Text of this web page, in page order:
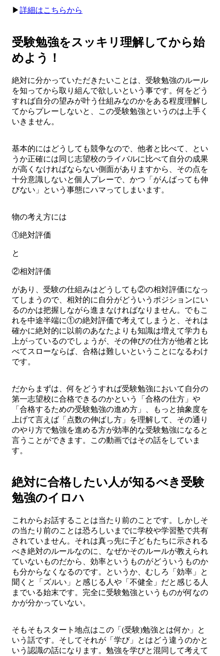
▶︎詳細はこちらから
受験勉強をスッキリ理解してから始
めよう！
絶対に分かっていただきたいことは、受験勉強のルール
を知ってから取り組んで欲しいという事です。何をどう
すれば自分の望みが叶う仕組みなのかをある程度理解し
てからプレーしないと、この受験勉強というのは上手く
いきません。
基本的にはどうしても競争なので、他者と比べて、とい
うか正確には同じ志望校のライバルに比べて自分の成果
が高くなければならない側面がありますから、その点を
十分意識しないと個人プレーで、かつ「がんばっても伸
びない」という事態にハマってしまいます。
物の考え方には
①絶対評価
と
②相対評価
があり、受験の仕組みはどうしても②の相対評価になっ
てしまうので、相対的に自分がどういうポジションにい
るのかは把握しながら進まなければなりません。でもこ
れを中途半端に①の絶対評価で考えてしまうと、それは
確かに絶対的に以前のあなたよりも知識は増えて学力も
上がっているのでしょうが、その伸びの仕方が他者と比
べてスローならば、合格は難しいということになるわけ
です。
だからまずは、何をどうすれば受験勉強において自分の
第一志望校に合格できるのかという「合格の仕方」や
「合格するための受験勉強の進め方」、もっと抽象度を
上げて言えば「点数の伸ばし方」を理解して、その通り
のやり方で勉強を進める方が効率的な受験勉強になると
言うことができます。この動画ではその話をしていま
す。
絶対に合格したい人が知るべき受験
勉強のイロハ
これからお話することは当たり前のことです。しかしそ
の当たり前のことは恐ろしいまでに学校や学習塾で共有
されていません。それは真っ先に子どもたちに示される
べき絶対のルールなのに、なぜかそのルールが教えられ
ていないものだから、効率というものがどういうものか
も分からなくなるのです。というか、むしろ「効率」と
聞くと「ズルい」と感じる人や「不健全」だと感じる人
までいる始末です。完全に受験勉強というものが何なの
かが分かっていない。
そもそもスタート地点はこの「(受験)勉強とは何か」と
いう話です。そしてそれが「学び」とはどう違うのかと
いう認識の話になります。勉強を学びと混同して考えて